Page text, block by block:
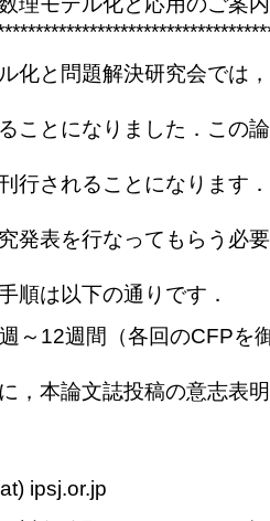
化と問題解決研究会では
ことになりました．この
行されることになります
発表を行なってもらう必
順は以下の通りです．
～12週間（各回のCFPを
，本論文誌投稿の意志表
ipsj.or.jp